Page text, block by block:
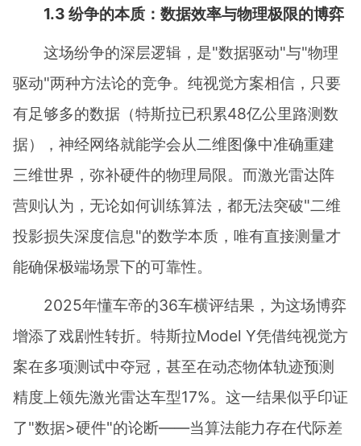
1.3 纷争的本质：数据效率与物理极限的博弈
这场纷争的深层逻辑，是"数据驱动"与"物理
驱动"两种方法论的竞争。纯视觉方案相信，只要
有足够多的数据（特斯拉已积累48亿公里路测数
据），神经网络就能学会从二维图像中准确重建
三维世界，弥补硬件的物理局限。而激光雷达阵
营则认为，无论如何训练算法，都无法突破"二维
投影损失深度信息"的数学本质，唯有直接测量才
能确保极端场景下的可靠性。
2025年懂车帝的36车横评结果，为这场博弈
增添了戏剧性转折。特斯拉Model Y凭借纯视觉方
案在多项测试中夺冠，甚至在动态物体轨迹预测
精度上领先激光雷达车型17%。这一结果似乎印证
了"数据>硬件"的论断——当算法能力存在代际差